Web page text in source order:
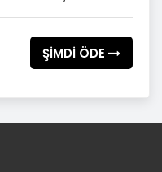
ŞİMDİ ÖDE